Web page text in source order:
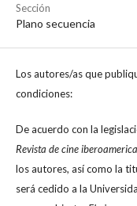
Sección
Plano secuencia
Los autores/as que
condiciones:
De acuerdo con la
Revista de cine
los autores, así como la
será cedido a la